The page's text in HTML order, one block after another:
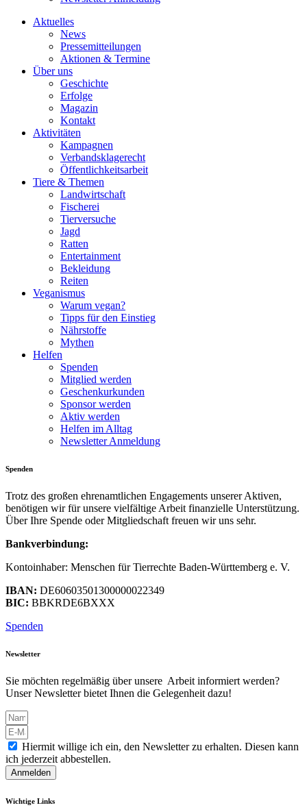
Aktuelles
News
Pressemitteilungen
Aktionen & Termine
Über uns
Geschichte
Erfolge
Magazin
Kontakt
Aktivitäten
Kampagnen
Verbandsklagerecht
Öffentlichkeitsarbeit
Tiere & Themen
Landwirtschaft
Fischerei
Tierversuche
Jagd
Ratten
Entertainment
Bekleidung
Reiten
Veganismus
Warum vegan?
Tipps für den Einstieg
Nährstoffe
Mythen
Helfen
Spenden
Mitglied werden
Geschenkurkunden
Sponsor werden
Aktiv werden
Helfen im Alltag
Newsletter Anmeldung
Spenden
Trotz des großen ehrenamtlichen Engagements unserer Aktiven,
benötigen wir für unsere vielfältige Arbeit finanzielle Unterstützung.
Über Ihre Spende oder Mitgliedschaft freuen wir uns sehr.
Bankverbindung:
Kontoinhaber: Menschen für Tierrechte Baden-Württemberg e. V.
IBAN: DE60603501300000022349
BIC: BBKRDE6BXXX
Spenden
Newsletter
Sie möchten regelmäßig über unsere Arbeit informiert werden?
Unser Newsletter bietet Ihnen die Gelegenheit dazu!
Hiermit willige ich ein, den Newsletter zu erhalten. Diesen kann
ich jederzeit abbestellen.
Anmelden
Wichtige Links